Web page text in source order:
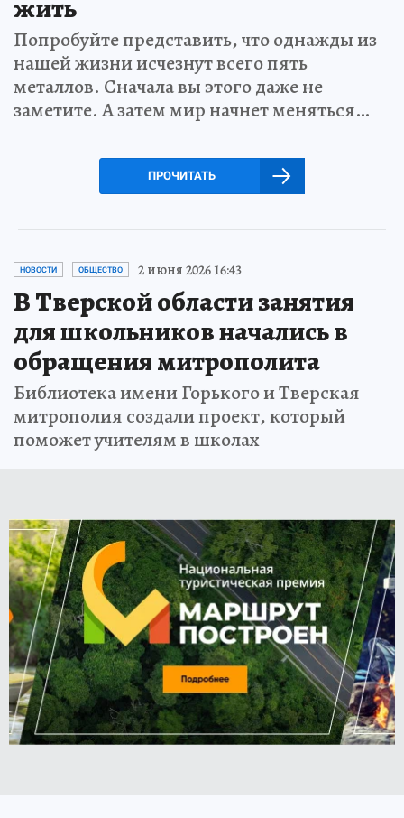
жить
Попробуйте представить, что однажды из
нашей жизни исчезнут всего пять
металлов. Сначала вы этого даже не
заметите. А затем мир начнет меняться…
ПРОЧИТАТЬ
НОВОСТИ ОБЩЕСТВО 2 июня 2026 16:43
В Тверской области занятия
для школьников начались в
обращения митрополита
Библиотека имени Горького и Тверская
митрополия создали проект, который
поможет учителям в школах